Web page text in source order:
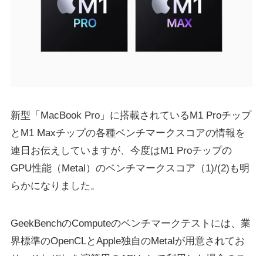
新型「MacBook Pro」に搭載されているM1 Proチップ
とM1 Maxチップの各種ベンチマークスコアの情報を
連日お伝えしていますが、今度はM1 Proチップの
GPU性能（Metal）のベンチマークスコア（1)/(2)も明
らかになりました。
GeekBenchのComputeのベンチマークテストには、業
界標準のOpenCLとApple独自のMetalが用意されてお